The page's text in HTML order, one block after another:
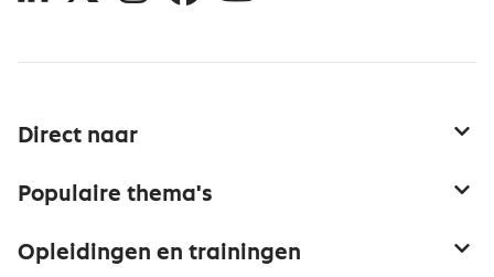
Direct naar
Netwerk en communities
Populaire thema's
Opleidingen en trainingen